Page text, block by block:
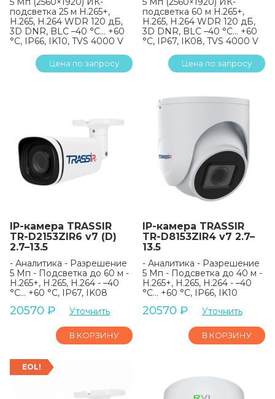
подсветка 25 м H.265+,
H.265, H.264 WDR 120 дБ,
3D DNR, BLC –40 °C… +60
°C, IP66, IK10, TVS 4000 V
Цена по запросу
подсветка 60 м H.265+,
H.265, H.264 WDR 120 дБ,
3D DNR, BLC –40 °C… +60
°C, IP67, IK08, TVS 4000 V
Цена по запросу
IP-камера TRASSIR
TR-D2153ZIR6 v7 (D)
2.7–13.5
- Аналитика - Разрешение
5 Мп - Подсветка до 60 м -
H.265+, H.265, H.264 - –40
°C... +60 °C, IP67, IK08
20570 ₽ Уточнить
В КОРЗИНУ
IP-камера TRASSIR
TR-D8153ZIR4 v7 2.7–
13.5
- Аналитика - Разрешение
5 Мп - Подсветка до 40 м -
H.265+, H.265, H.264 - –40
°C... +60 °C, IP66, IK10
20570 ₽ Уточнить
В КОРЗИНУ
EOL!